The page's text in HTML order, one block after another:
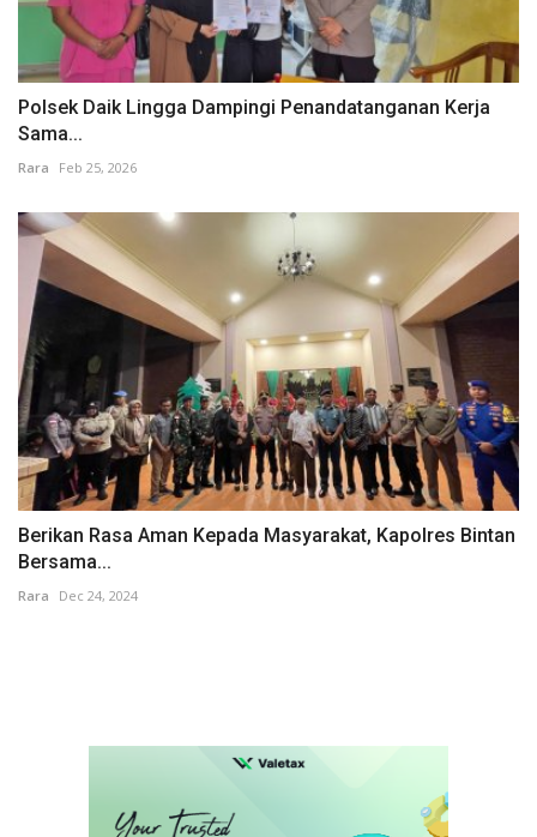
Polsek Daik Lingga Dampingi Penandatanganan Kerja
Sama...
Rara Feb 25, 2026
Berikan Rasa Aman Kepada Masyarakat, Kapolres Bintan
Bersama...
Rara Dec 24, 2024